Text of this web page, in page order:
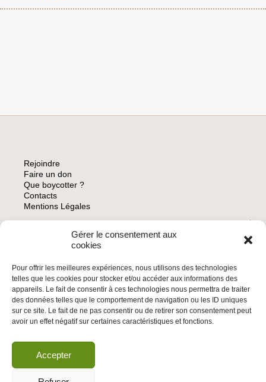
Gérer le consentement aux
cookies
Pour offrir les meilleures expériences, nous utilisons des technologies
telles que les cookies pour stocker et/ou accéder aux informations des
appareils. Le fait de consentir à ces technologies nous permettra de traiter
des données telles que le comportement de navigation ou les ID uniques
sur ce site. Le fait de ne pas consentir ou de retirer son consentement peut
avoir un effet négatif sur certaines caractéristiques et fonctions.
Accepter
PALESTINE
Rejoindre
Faire un don
Que boycotter ?
Contacts
Mentions Légales
ARCHIVES
INSCRIVEZ-VOUS À LA NEWSLETTER
Inscrivez-vous à la Newsletter
Valider